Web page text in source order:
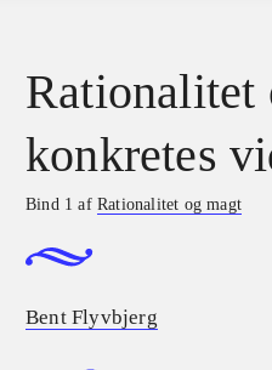
Rationalitet
konkretes
Bind 1 afRationalitet og magt
Bent Flyvbjerg